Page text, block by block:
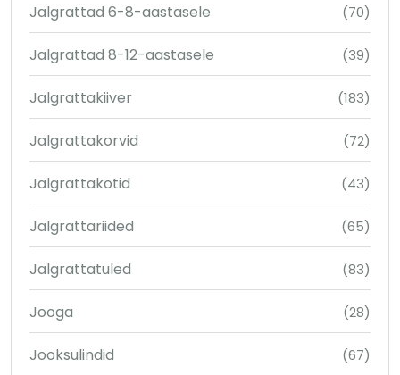
Jalgrattad 6-8-aastasele (70)
Jalgrattad 8-12-aastasele (39)
Jalgrattakiiver (183)
Jalgrattakorvid (72)
Jalgrattakotid (43)
Jalgrattariided (65)
Jalgrattatuled (83)
Jooga (28)
Jooksulindid (67)